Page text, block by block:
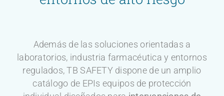
Además de las soluciones orientadas a
laboratorios, industria farmacéutica y entornos
regulados, TB SAFETY dispone de un amplio
catálogo de EPIs equipos de protección